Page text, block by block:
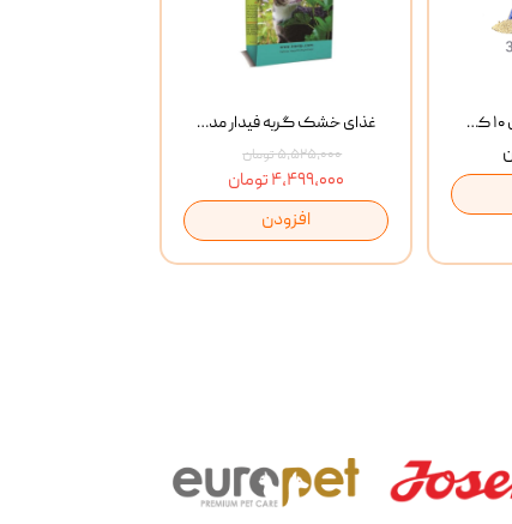
غذای خشک گربه فیدار مدل Adult وزن 10 کیلوگرم
۵,۵۲۵,۰۰۰ تومان
۴,۴۹۹,۰۰۰ تومان
افزودن
خاک گربه پتوپیا وزن ۱۰ کیلوگرم